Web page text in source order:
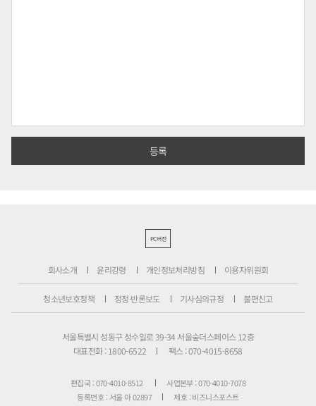
PC버전
회사소개 윤리강령 개인정보처리방침 이용자위원회
청소년보호정책 정정·반론보도 기사심의규정 불편신고
서울특별시 성동구 성수일로 39-34 서울숲더스페이스 12층
대표전화 : 1800-6522
팩스 : 070-4015-8658
편집국 : 070-4010-8512
사업본부 : 070-4010-7078
등록번호 : 서울 아 02897
제호 : 비즈니스포스트